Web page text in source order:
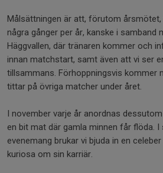
Målsättningen är att, förutom
några gånger per år, kanske i samband
Häggvallen, där tränaren kommer och
innan matchstart, samt även att vi ser
tillsammans. Förhoppningsvis kommer
tittar på övriga matcher under året.
I november varje år anordnas
en bit mat där gamla minnen får flöda.
evenemang brukar vi bjuda in en
kuriosa om sin karriär.